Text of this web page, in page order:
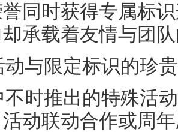
同时获得专属标
承载着友情与团
动与限定标识的珍
不时推出的特殊活
动联动合作或周